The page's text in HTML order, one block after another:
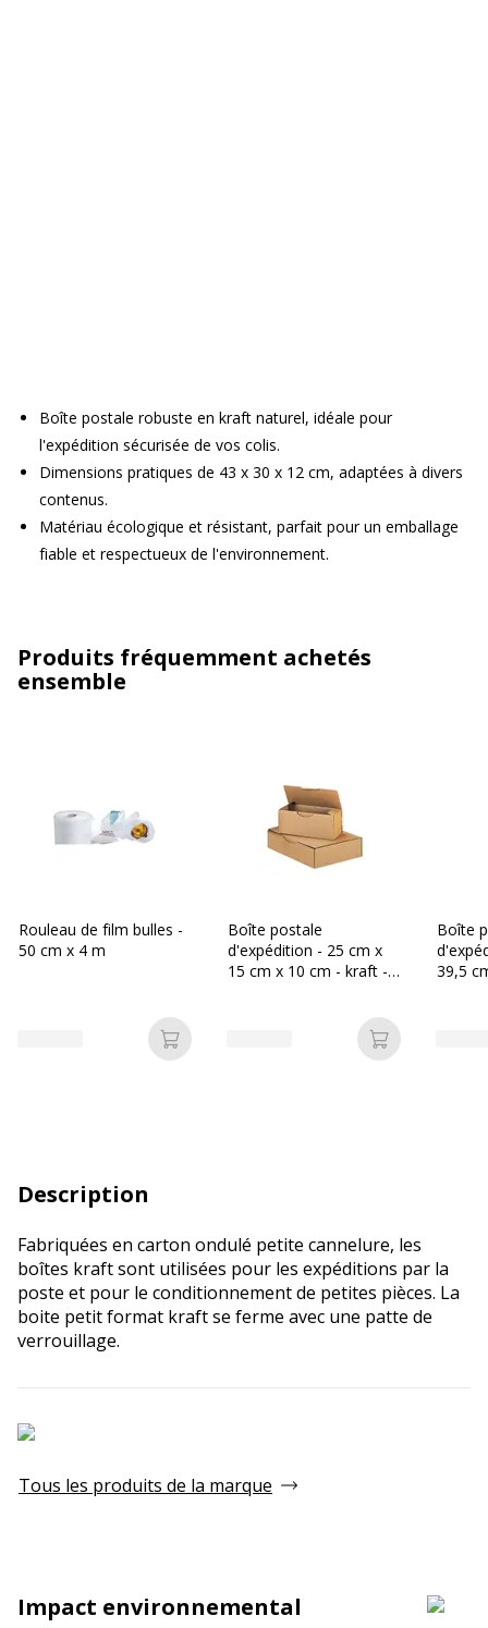
Boîte postale robuste en kraft naturel, idéale pour
l'expédition sécurisée de vos colis.
Dimensions pratiques de 43 x 30 x 12 cm, adaptées à divers
contenus.
Matériau écologique et résistant, parfait pour un emballage
fiable et respectueux de l'environnement.
Produits fréquemment achetés
ensemble
Rouleau de film bulles -
50 cm x 4 m
Ajouter au panier
Boîte postale
d'expédition - 25 cm x
15 cm x 10 cm - kraft -
Ajouter au
Boîte
39,5
Description
Fabriquées en carton ondulé petite cannelure, les
boîtes kraft sont utilisées pour les expéditions par la
poste et pour le conditionnement de petites pièces. La
boite petit format kraft se ferme avec une patte de
verrouillage.
Tous les produits de la marque
Impact environnemental